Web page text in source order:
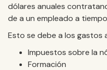
dólares anuales
de a un empleado a
Esto se debe a los gastos
Impuestos sobre la
Formación